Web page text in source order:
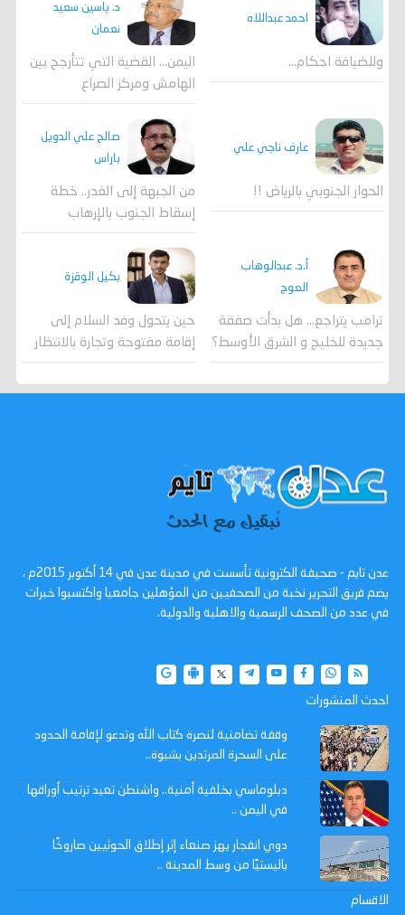
احمد عبداللاه
وللضيافة احكام…
د. ياسين سعيد
نعمان
اليمن… القضية التي تتأرجح بين
الهامش ومركز الصراع
عارف ناجي علي
الحوار الجنوبي بالرياض !!
صالح علي الدويل
باراس
من الجبهة إلى الغدر.. خطة
إسقاط الجنوب بالإرهاب
أ.د. عبدالوهاب
العوج
ترامب يتراجع... هل بدأت صفقة
جديدة للخليج و الشرق الأوسط؟
بكيل الوقزة
حين يتحول وفد السلام إلى
إقامة مفتوحة وتجارة بالانتظار
عدن تايم - صحيفة الكترونية تأسست في مدينة عدن في 14 أكتوبر 2015م ،
يضم فريق التحرير نخبة من الصحفيين من المؤهلين جامعيا واكتسبوا خبرات
في عدد من الصحف الرسمية والاهلية والدولية.
احدث المنشورات
وقفة تضامنية لنصرة كتاب الله وتدعو لإقامة الحدود
على السحرة المرتدين بشبوة..
دبلوماسي بخلفية أمنية.. واشنطن تعيد ترتيب أوراقها
في اليمن ..
دوي انفجار يهز صنعاء إثر إطلاق الحوثيين صاروخًا
باليستيًا من وسط المدينة ..
الاقسام